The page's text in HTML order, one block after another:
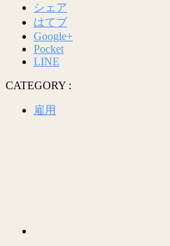
シェア
はてブ
Google+
Pocket
LINE
CATEGORY :
雇用